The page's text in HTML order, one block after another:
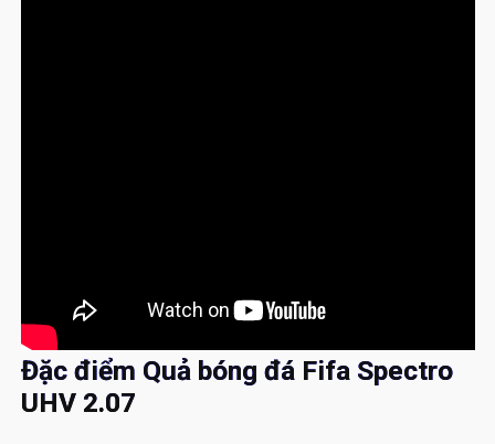
Đặc điểm Quả bóng đá Fifa Spectro
UHV 2.07